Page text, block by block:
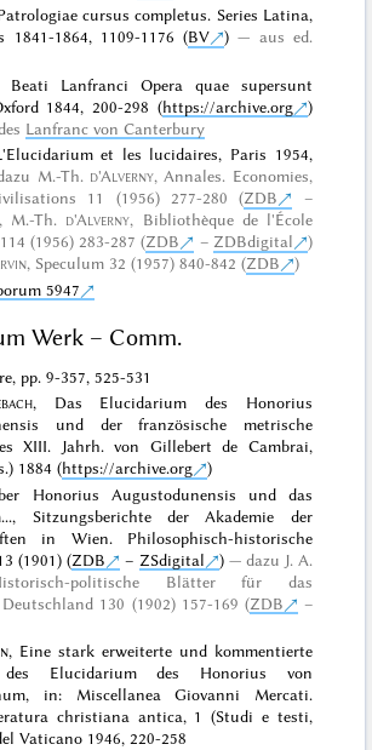
cursus completus. Series Latina,
1841-1864, 1109-1176 (BV )
aus ed.
Beati Lanfranci Opera quae supersunt
1844, 200-298 (https://archive.org
)
Lanfranc von Canterbury
et les lucidaires, Paris 1954,
M.-Th. d'Alverny, Annales. Economies,
11 (1956) 277-280 (ZDB
–
, M.-Th. d'Alverny, Bibliothèque de l'École
(1956) 283-287 (ZDB – ZDBdigital
)
, Speculum 32 (1957) 840-842 (ZDB
)
5947
Werk – Comm.
pp. 9-357, 525-531
, Das Elucidarium des Honorius
und der französische metrische
XIII. Jahrh. von Gillebert de Cambrai,
1884 (https://archive.org
)
Honorius Augustodunensis und das
Sitzungsberichte der Akademie der
in Wien. Philosophisch-historische
(1901) (ZDB – ZSdigital ) dazu J. A.
politische Blätter für das
130 (1902) 157-169 (ZDB
–
, Eine stark erweiterte und kommentierte
des Elucidarium des Honorius von
in: Miscellanea Giovanni Mercati.
christiana antica, 1 (Studi e testi,
Vaticano 1946, 220-258